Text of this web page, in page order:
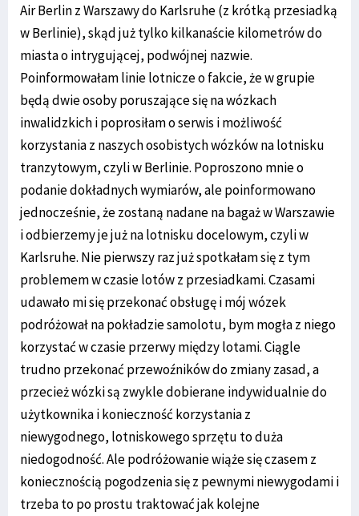
Air Berlin z Warszawy do Karlsruhe (z krótką przesiadką
w Berlinie), skąd już tylko kilkanaście kilometrów do
miasta o intrygującej, podwójnej nazwie.
Poinformowałam linie lotnicze o fakcie, że w grupie
będą dwie osoby poruszające się na wózkach
inwalidzkich i poprosiłam o serwis i możliwość
korzystania z naszych osobistych wózków na lotnisku
tranzytowym, czyli w Berlinie. Poproszono mnie o
podanie dokładnych wymiarów, ale poinformowano
jednocześnie, że zostaną nadane na bagaż w Warszawie
i odbierzemy je już na lotnisku docelowym, czyli w
Karlsruhe. Nie pierwszy raz już spotkałam się z tym
problemem w czasie lotów z przesiadkami. Czasami
udawało mi się przekonać obsługę i mój wózek
podróżował na pokładzie samolotu, bym mogła z niego
korzystać w czasie przerwy między lotami. Ciągle
trudno przekonać przewoźników do zmiany zasad, a
przecież wózki są zwykle dobierane indywidualnie do
użytkownika i konieczność korzystania z
niewygodnego, lotniskowego sprzętu to duża
niedogodność. Ale podróżowanie wiąże się czasem z
koniecznością pogodzenia się z pewnymi niewygodami i
trzeba to po prostu traktować jak kolejne